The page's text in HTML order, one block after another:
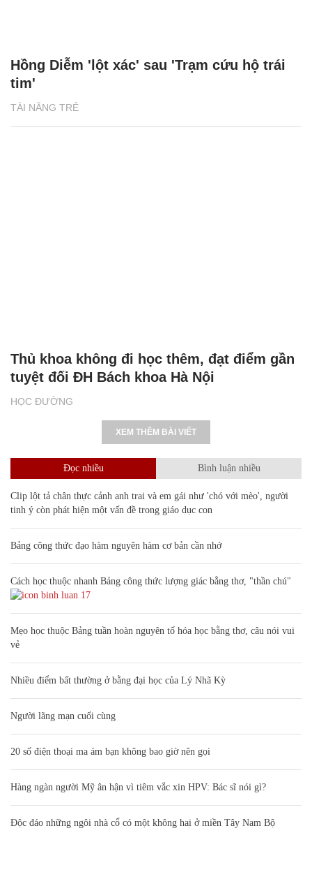
TÀI NĂNG TRẺ
Hồng Diễm 'lột xác' sau 'Trạm cứu hộ trái
tim'
HỌC ĐƯỜNG
Thủ khoa không đi học thêm, đạt điểm gần
tuyệt đối ĐH Bách khoa Hà Nội
XEM THÊM BÀI VIẾT
Đọc nhiều Bình luận nhiều
Clip lột tả chân thực cảnh anh trai và em gái như 'chó với mèo', người
tinh ý còn phát hiện một vấn đề trong giáo dục con
Bảng công thức đạo hàm nguyên hàm cơ bản cần nhớ
Cách học thuộc nhanh Bảng công thức lượng giác bằng thơ, "thần chú"
17
Mẹo học thuộc Bảng tuần hoàn nguyên tố hóa học bằng thơ, câu nói vui
vẻ
Nhiều điểm bất thường ở bằng đại học của Lý Nhã Kỳ
Người lãng mạn cuối cùng
20 số điện thoại ma ám bạn không bao giờ nên gọi
Hàng ngàn người Mỹ ân hận vì tiêm vắc xin HPV: Bác sĩ nói gì?
Độc đáo những ngôi nhà cổ có một không hai ở miền Tây Nam Bộ